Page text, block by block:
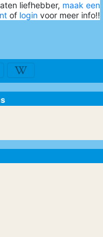
liefhebber, maak een
of login voor meer info!!